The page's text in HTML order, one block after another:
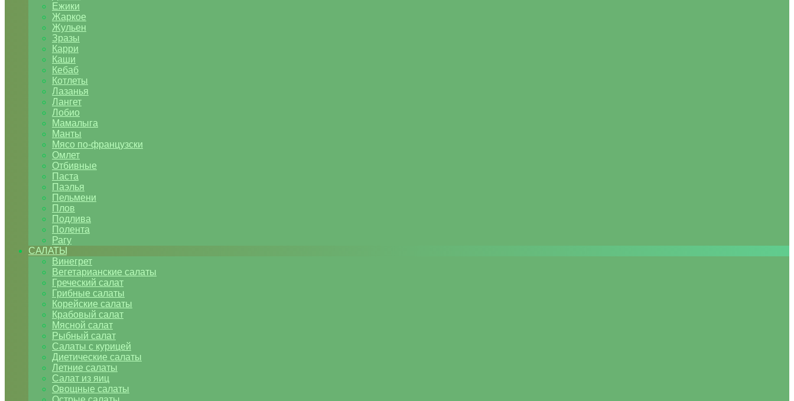
Ежики
Жаркое
Жульен
Зразы
Карри
Каши
Кебаб
Котлеты
Лазанья
Лангет
Лобио
Мамалыга
Манты
Мясо по-французски
Омлет
Отбивные
Паста
Паэлья
Пельмени
Плов
Подлива
Полента
Рагу
САЛАТЫ
Винегрет
Вегетарианские салаты
Греческий салат
Грибные салаты
Корейские салаты
Крабовый салат
Мясной салат
Рыбный салат
Салаты с курицей
Диетические салаты
Летние салаты
Салат из яиц
Овощные салаты